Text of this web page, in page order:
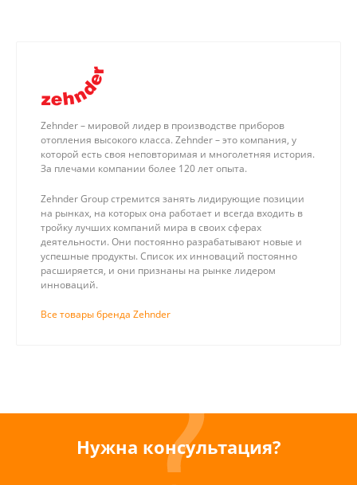
Zehnder – мировой лидер в производстве приборов
отопления высокого класса. Zehnder – это компания, у
которой есть своя неповторимая и многолетняя история.
За плечами компании более 120 лет опыта.
Zehnder Group стремится занять лидирующие позиции
на рынках, на которых она работает и всегда входить в
тройку лучших компаний мира в своих сферах
деятельности. Они постоянно разрабатывают новые и
успешные продукты. Список их инноваций постоянно
расширяется, и они признаны на рынке лидером
инноваций.
Все товары бренда Zehnder
Нужна консультация?